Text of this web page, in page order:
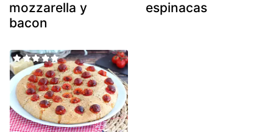
mozzarella y
bacon
espinacas